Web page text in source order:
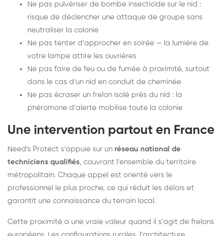
Ne pas pulvériser de bombe insecticide sur le nid :
risque de déclencher une attaque de groupe sans
neutraliser la colonie
Ne pas tenter d'approcher en soirée — la lumière de
votre lampe attire les ouvrières
Ne pas faire de feu ou de fumée à proximité, surtout
dans le cas d'un nid en conduit de cheminée
Ne pas écraser un frelon isolé près du nid : la
phéromone d'alerte mobilise toute la colonie
Une intervention partout en France
Need's Protect s'appuie sur un réseau national de
techniciens qualifiés, couvrant l'ensemble du territoire
métropolitain. Chaque appel est orienté vers le
professionnel le plus proche, ce qui réduit les délais et
garantit une connaissance du terrain local.
Cette proximité a une vraie valeur quand il s'agit de frelons